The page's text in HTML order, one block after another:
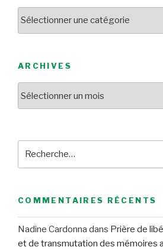
ARCHIVES
COMMENTAIRES RÉCENTS
Nadine Cardonna dans Prière de
et de transmutation des mémoires